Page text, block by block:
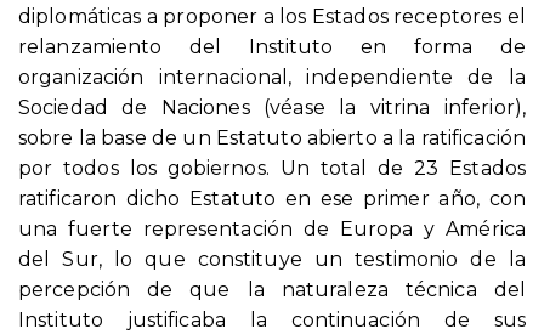
diplomáticas a proponer a los Estados receptores el
relanzamiento del Instituto en forma de
organización internacional, independiente de la
Sociedad de Naciones (véase la vitrina inferior),
sobre la base de un Estatuto abierto a la ratificación
por todos los gobiernos. Un total de 23 Estados
ratificaron dicho Estatuto en ese primer año, con
una fuerte representación de Europa y América
del Sur, lo que constituye un testimonio de la
percepción de que la naturaleza técnica del
Instituto justificaba la continuación de sus